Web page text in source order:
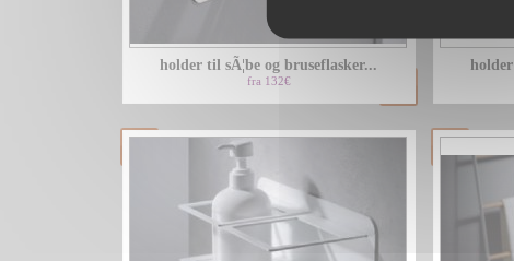
holder til sÃ¦be og bruseflasker...
fra 132€